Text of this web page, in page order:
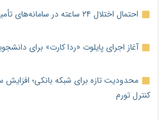
احتمال اختلال ۲۴ ساعته در سامانه‌های تأمین اجتماعی
آغاز اجرای پایلوت «ردا کارت» برای
محدودیت تازه برای شبکه بانکی؛ افزایش
کنترل تورم